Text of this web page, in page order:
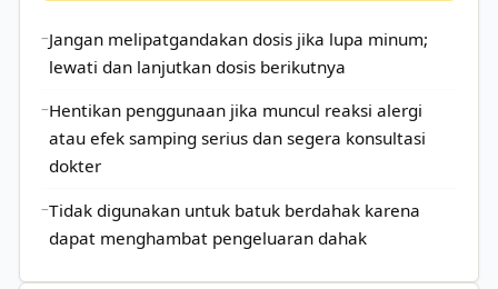
Jangan melipatgandakan dosis jika lupa minum;
lewati dan lanjutkan dosis berikutnya
Hentikan penggunaan jika muncul reaksi alergi
atau efek samping serius dan segera konsultasi
dokter
Tidak digunakan untuk batuk berdahak karena
dapat menghambat pengeluaran dahak